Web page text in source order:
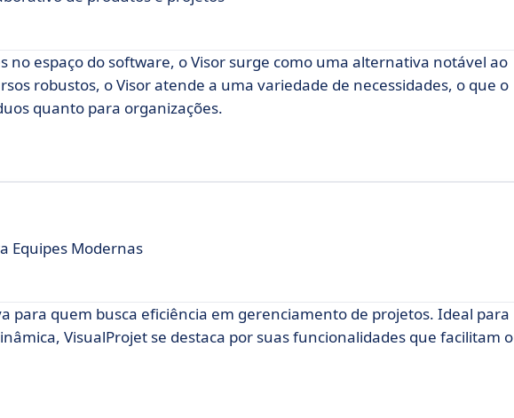
no espaço do software, o Visor surge como uma alternativa notável ao
robustos, o Visor atende a uma variedade de necessidades, o que o
quanto para organizações.
Equipes Modernas
para quem busca eficiência em gerenciamento de projetos. Ideal para
VisualProjet se destaca por suas funcionalidades que facilitam o